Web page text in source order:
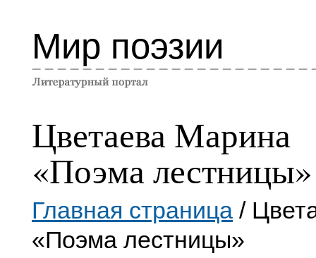
Мир поэзии
Цветаева Марина
«Поэма лестницы»
Главная страница /
«Поэма лестницы»